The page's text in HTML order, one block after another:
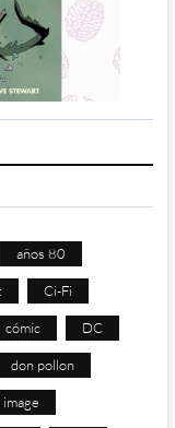
años 80
Ci-Fi
cómic DC
don pollon
image